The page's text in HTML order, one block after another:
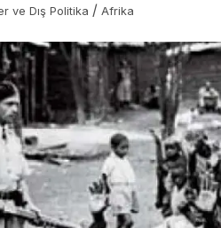
ve Dış Politika / Afrika